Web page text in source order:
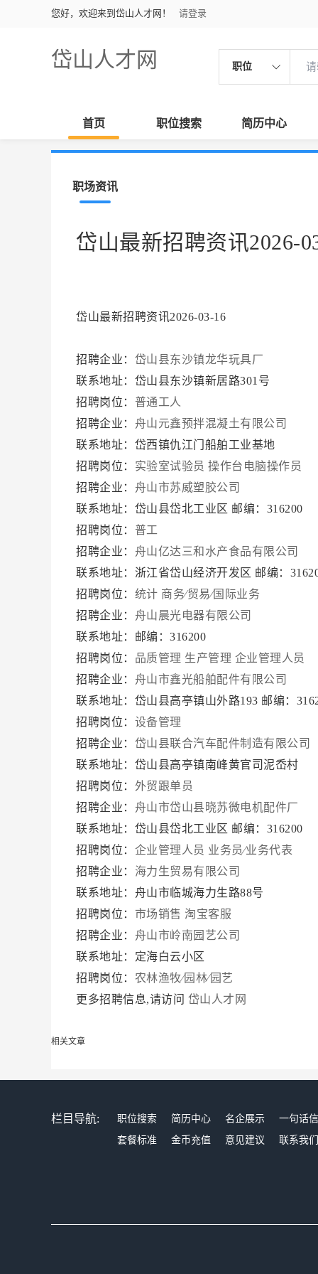
您好，欢迎来到岱山人才网！ 请登录
岱山人才网 职位
首页 职位搜索 简历中心
职场资讯
岱山最新招聘资讯2026-
岱山最新招聘资讯2026-03-16
招聘企业： 岱山县东沙镇龙华玩具厂
联系地址：岱山县东沙镇新居路301号
招聘岗位： 普通工人
招聘企业： 舟山元鑫预拌混凝土有限公司
联系地址：岱西镇仇江门船舶工业基地
招聘岗位： 实验室试验员 操作台电脑操作员
招聘企业： 舟山市苏威塑胶公司
联系地址：岱山县岱北工业区 邮编：316200
招聘岗位： 普工
招聘企业： 舟山亿达三和水产食品有限公司
联系地址：浙江省岱山经济开发区 邮编：
招聘岗位： 统计 商务∕贸易∕国际业务
招聘企业： 舟山晨光电器有限公司
联系地址：邮编：316200
招聘岗位： 品质管理 生产管理 企业管理人员
招聘企业： 舟山市鑫光船舶配件有限公司
联系地址：岱山县高亭镇山外路193 邮编：
招聘岗位： 设备管理
招聘企业： 岱山县联合汽车配件制造有限公司
联系地址：岱山县高亭镇南峰黄官司泥岙村
招聘岗位： 外贸跟单员
招聘企业： 舟山市岱山县晓苏微电机配件厂
联系地址：岱山县岱北工业区 邮编：316200
招聘岗位： 企业管理人员 业务员∕业务代表
招聘企业： 海力生贸易有限公司
联系地址：舟山市临城海力生路88号
招聘岗位： 市场销售 淘宝客服
招聘企业： 舟山市岭南园艺公司
联系地址：定海白云小区
招聘岗位： 农林渔牧∕园林∕园艺
更多招聘信息,请访问 岱山人才网
相关文章
栏目导航: 职位搜索 简历中心 名企展示
一句话
套餐标准
金币充值 意见建议 联系我们